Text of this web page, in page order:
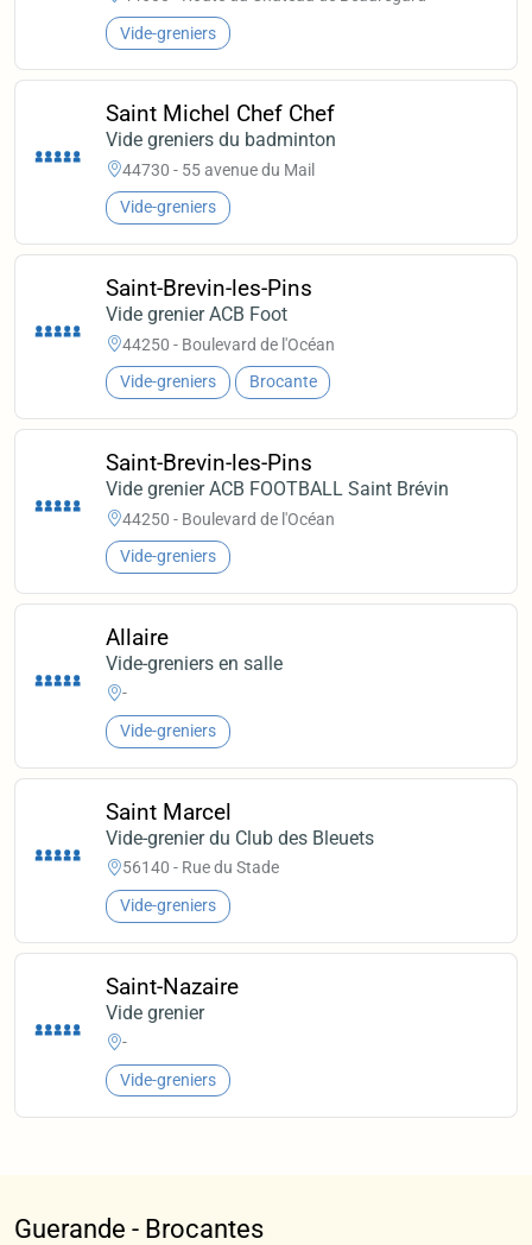
Vide-greniers
Saint Michel Chef Chef
Vide greniers du badminton
44730 - 55 avenue du Mail
Vide-greniers
Saint-Brevin-les-Pins
Vide grenier ACB Foot
44250 - Boulevard de l'Océan
Vide-greniers Brocante
Saint-Brevin-les-Pins
Vide grenier ACB FOOTBALL Saint Brévin
44250 - Boulevard de l'Océan
Vide-greniers
Allaire
Vide-greniers en salle
-
Vide-greniers
Saint Marcel
Vide-grenier du Club des Bleuets
56140 - Rue du Stade
Vide-greniers
Saint-Nazaire
Vide grenier
-
Vide-greniers
Guerande - Brocantes